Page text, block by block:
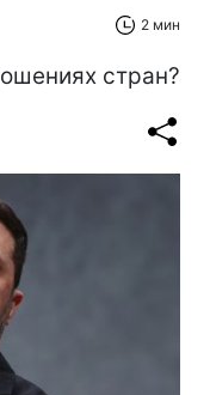
2 мин
стран?